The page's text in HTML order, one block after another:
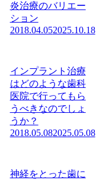
炎治療のバリエー
ション
2018.04.052025.10.18
インプラント治療
はどのような歯科
医院で行ってもら
うべきなのでしょ
うか？
2018.05.082025.05.08
神経をとった歯に